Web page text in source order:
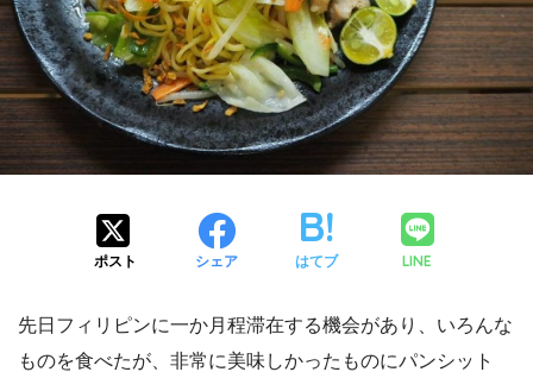
ポスト シェア はてブ LINE
先日フィリピンに一か月程滞在する機会があり、いろんな
ものを食べたが、非常に美味しかったものにパンシット